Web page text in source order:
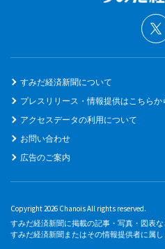
すみだ経済新聞について
プレスリリース・情報提供はこちらか
アクセスデータの利用について
お問い合わせ
広告のご案内
Copyright 2026 Chanois All rights reserved.
すみだ経済新聞に掲載の記事・写真・図表
すみだ経済新聞またはその情報提供者に属し